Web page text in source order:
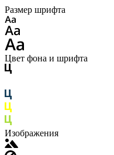
Размер шрифта
Цвет фона и шрифта
Изображения